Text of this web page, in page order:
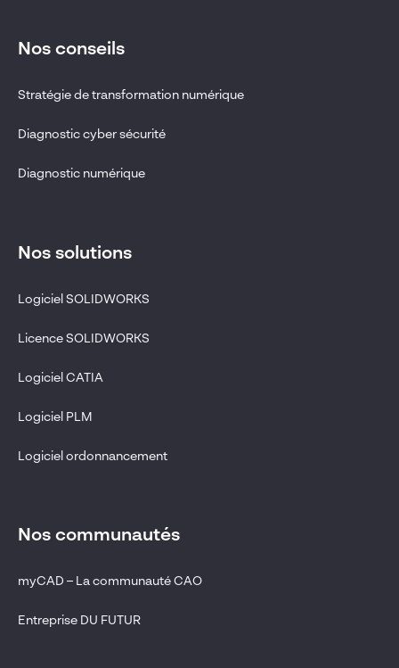
Nos conseils
Stratégie de transformation numérique
Diagnostic cyber sécurité
Diagnostic numérique
Nos solutions
Logiciel SOLIDWORKS
Licence SOLIDWORKS
Logiciel CATIA
Logiciel PLM
Logiciel ordonnancement
Nos communautés
myCAD – La communauté CAO
Entreprise DU FUTUR